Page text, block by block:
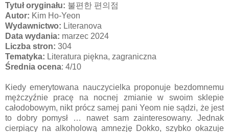
Tytuł oryginału: 불편한 편의점
Autor: Kim Ho-Yeon
Wydawnictwo: Literanova
Data wydania: marzec 2024
Liczba stron: 304
Tematyka: Literatura piękna, zagraniczna
Średnia ocena: 4/10
Kiedy emerytowana nauczycielka proponuje bezdomnemu
mężczyźnie pracę na nocnej zmianie w swoim sklepie
całodobowym, nikt prócz samej pani Yeom nie sądzi, że jest
to dobry pomysł … nawet sam zainteresowany. Jednak
cierpiący na alkoholową amnezję Dokko, szybko okazuje